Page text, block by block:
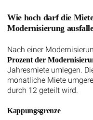
Wie hoch darf die
Modernisierung
Nach einer
Prozent der
Jahresmiete umlegen.
monatliche Miete
durch 12 geteilt wird.
Kappungsgrenze